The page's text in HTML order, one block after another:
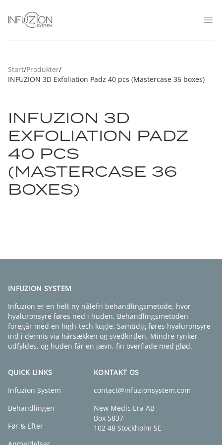
Infuzion System
Start/Produkter/
INFUZION 3D Exfoliation Padz 40 pcs (Mastercase 36 boxes)
INFUZION 3D
EXFOLIATION PADZ
40 PCS
(MASTERCASE 36
BOXES)
INFUZION SYSTEM
Infuzion er en helt ny nålefri behandlingsmetode, hvor
hyaluronsyre føres ned i huden. Behandlingsmetoden
foregår med en high-tech kugle. Samtidig føres hyaluronsyre
ind i dermis via hårsækken og svedkirtlen. Mindre rynker
udfyldes, og huden får en jævn, fin overflade med glød.
QUICK LINKS
Infuzion System
Behandlingen
Før & Efter
KONTAKT OS
contact@infuzionsystem.com
New Medic Era AB
Box 5837
102 48 Stockholm SE